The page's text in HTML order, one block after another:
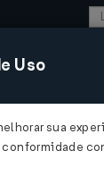
COMÉRCIO
Uso
sua